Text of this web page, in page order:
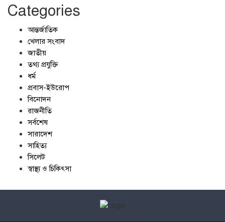
Categories
আন্তর্জাতিক
খেলার সংবাদ
জাতীয়
তথ্য প্রযুক্তি
ধর্ম
প্রবাস-ইউরোপ
বিনোদন
রাজনীতি
সর্বশেষ
সারাদেশ
সাহিত্য
সিলেট
স্বাস্থ্য ও চিকিৎসা